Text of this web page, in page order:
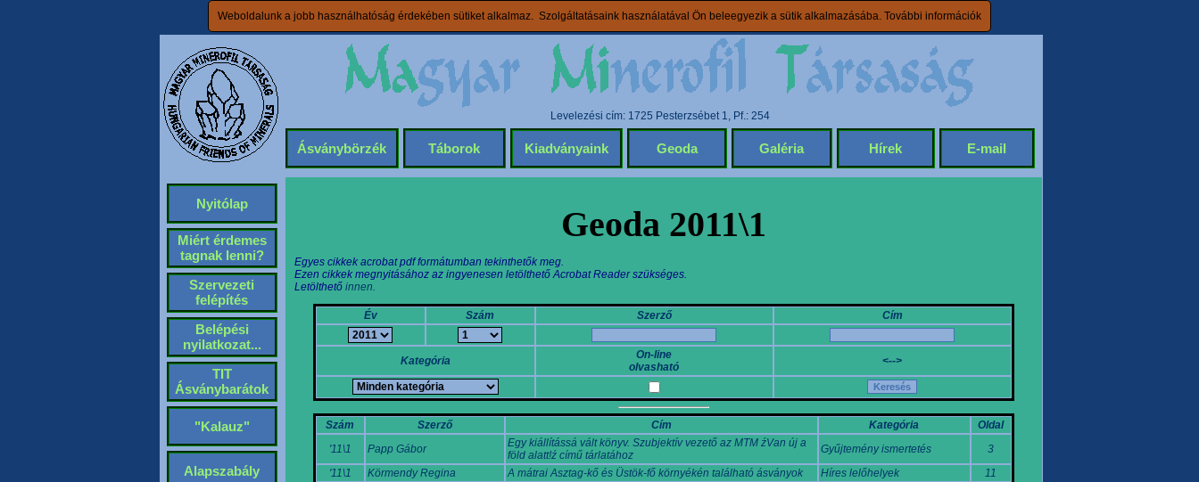
Weboldalunk a jobb használhatóság érdekében sütiket alkalmaz. Szolgáltatásaink használatával Ön beleegyezik a sütik alkalmazásába. További információk
Levelezési cím: 1725 Pesterzsébet 1, Pf.: 254
Ásványbörzék Táborok Kiadványaink Geoda Galéria Hírek E-mail
Nyitólap
Miért érdemes
tagnak lenni?
Szervezeti
felépítés
Belépési
nyilatkozat...
TIT
Ásványbarátok
"Kalauz"
Alapszabály
Geoda 2011\1
Egyes cikkek acrobat pdf formátumban tekinthetők meg.
Ezen cikkek megnyitásához az ingyenesen letölthető Acrobat Reader szükséges.
Letölthető innen.
Év Szám Szerző Cím
Kategória
On-line
olvasható
<-->
Szám Szerző Cím Kategória
Oldal
'11\1
Papp Gábor
Egy kiállítássá vált könyv. Szubjektív vezető az MTM źVan új a
föld alatt!ź című tárlatához
Gyűjtemény ismertetés
3
'11\1
Körmendy Regina A mátrai Asztag-kő és Üstök-fő környékén található ásványok Híres lelőhelyek
11